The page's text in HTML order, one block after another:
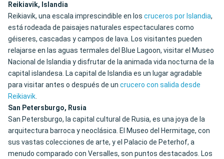
Reikiavik, Islandia
Reikiavik, una escala imprescindible en los cruceros por Islandia,
está rodeada de paisajes naturales espectaculares como
géiseres, cascadas y campos de lava. Los visitantes pueden
relajarse en las aguas termales del Blue Lagoon, visitar el Museo
Nacional de Islandia y disfrutar de la animada vida nocturna de la
capital islandesa. La capital de Islandia es un lugar agradable
para visitar antes o después de un crucero con salida desde
Reikiavik.
San Petersburgo, Rusia
San Petersburgo, la capital cultural de Rusia, es una joya de la
arquitectura barroca y neoclásica. El Museo del Hermitage, con
sus vastas colecciones de arte, y el Palacio de Peterhof, a
menudo comparado con Versalles, son puntos destacados. Los